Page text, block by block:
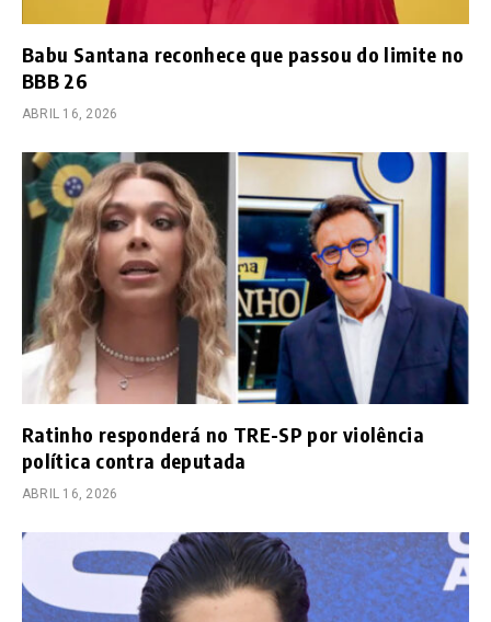
Babu Santana reconhece que passou do limite no
BBB 26
ABRIL 16, 2026
Ratinho responderá no TRE-SP por violência
política contra deputada
ABRIL 16, 2026